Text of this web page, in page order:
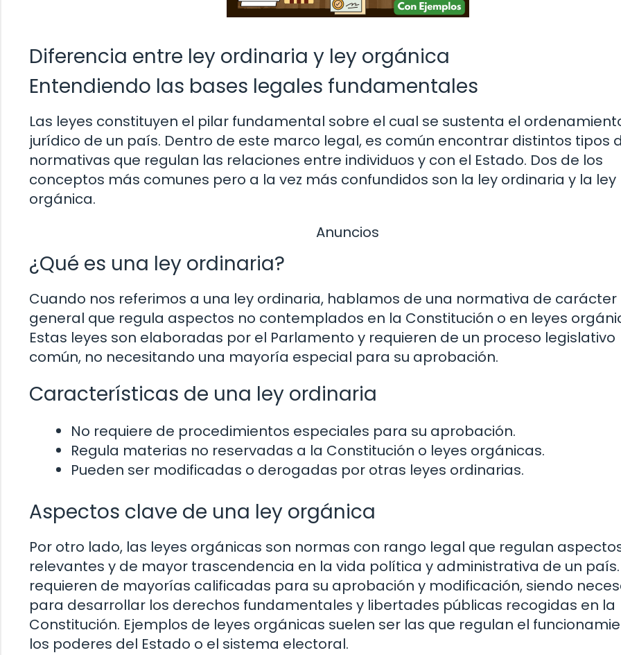
Diferencia entre ley ordinaria y ley orgánica
Entendiendo las bases legales fundamentales
Las leyes constituyen el pilar fundamental sobre el cual se sustenta el
jurídico de un país. Dentro de este marco legal, es común encontrar distintos tipos
normativas que regulan las relaciones entre individuos y con el Estado. Dos de los
conceptos más comunes pero a la vez más confundidos son la ley ordinaria y la ley
orgánica.
Anuncios
¿Qué es una ley ordinaria?
Cuando nos referimos a una ley ordinaria, hablamos de una normativa de carácter
general que regula aspectos no contemplados en la Constitución o en leyes
Estas leyes son elaboradas por el Parlamento y requieren de un proceso legislativo
común, no necesitando una mayoría especial para su aprobación.
Características de una ley ordinaria
No requiere de procedimientos especiales para su aprobación.
Regula materias no reservadas a la Constitución o leyes orgánicas.
Pueden ser modificadas o derogadas por otras leyes ordinarias.
Aspectos clave de una ley orgánica
Por otro lado, las leyes orgánicas son normas con rango legal que regulan
relevantes y de mayor trascendencia en la vida política y administrativa de un país.
requieren de mayorías calificadas para su aprobación y modificación, siendo
para desarrollar los derechos fundamentales y libertades públicas recogidas en la
Constitución. Ejemplos de leyes orgánicas suelen ser las que regulan el
los poderes del Estado o el sistema electoral.